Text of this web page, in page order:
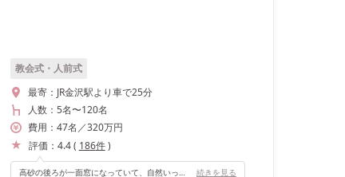
教会式・人前式
最寄： JR金沢駅より車で25分
人数： 5名〜120名
費用： 47名 ／320万円
評価： 4.4( 186件)
続きを見る